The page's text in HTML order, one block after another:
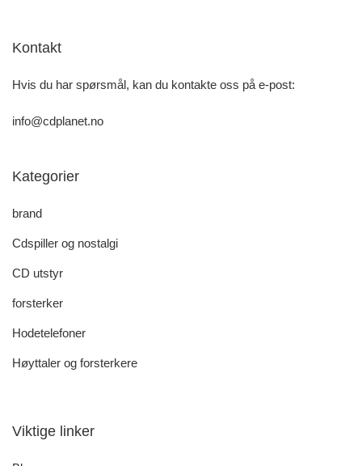
Kontakt
Hvis du har spørsmål, kan du kontakte oss på e-post:
info@cdplanet.no
Kategorier
brand
Cdspiller og nostalgi
CD utstyr
forsterker
Hodetelefoner
Høyttaler og forsterkere
Viktige linker